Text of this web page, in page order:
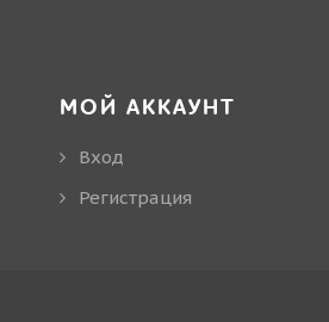
МОЙ АККАУНТ
Вход
Регистрация